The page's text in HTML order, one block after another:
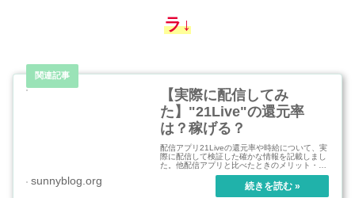
ラ↓
【実際に配信してみ
た】"21Live"の還元率
は？稼げる？
配信アプリ21Liveの還元率や時給について、実
際に配信して検証した確かな情報を記載しまし
た。他配信アプリと比べたときのメリット・デ
メリット等も配信者視点でまとめました。
sunnyblog.org